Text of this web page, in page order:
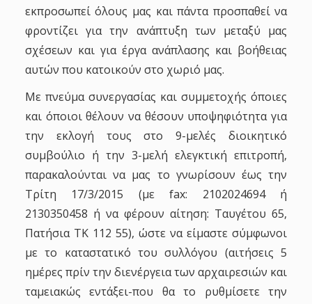
εκπροσωπεί όλους μας και πάντα προσπαθεί να
φροντίζει για την ανάπτυξη των μεταξύ μας
σχέσεων και για έργα ανάπλασης και βοήθειας
αυτών που κατοικούν στο χωριό μας.
Με πνεύμα συνεργασίας και συμμετοχής όποιες
και όποιοι θέλουν να θέσουν υποψηφιότητα για
την εκλογή τους στο 9-μελές διοικητικό
συμβούλιο ή την 3-μελή ελεγκτική επιτροπή,
παρακαλούνται να μας το γνωρίσουν έως την
Τρίτη 17/3/2015 (μεfax: 2102024694 ή
2130350458 ή να φέρουν αίτηση: Ταυγέτου 65,
Πατήσια ΤΚ 112 55), ώστε να είμαστε σύμφωνοι
με το καταστατικό του συλλόγου (αιτήσεις 5
ημέρες πρίν την διενέργεια των αρχαιρεσιών και
ταμειακώς εντάξει-που θα το ρυθμίσετε την